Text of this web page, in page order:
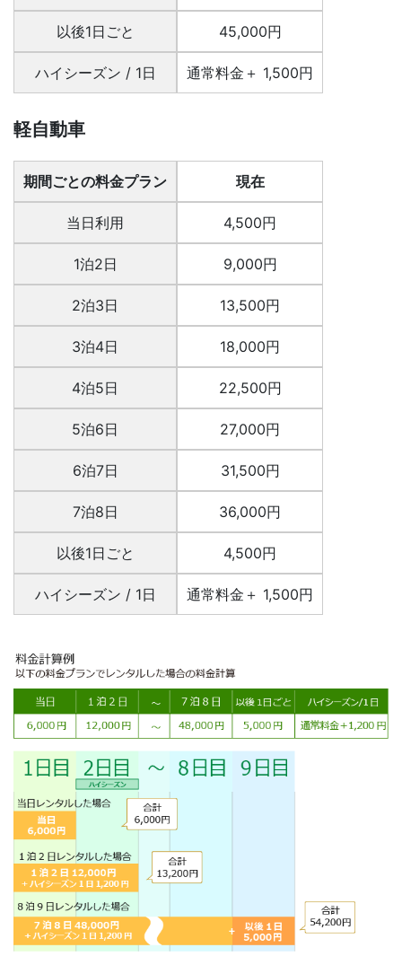
以後1日ごと
ハイシーズン / 1日
45,000円
通常料金＋ 1,500円
軽自動車
期間ごとの料金プラン
当日利用
1泊2日
2泊3日
3泊4日
4泊5日
5泊6日
6泊7日
7泊8日
以後1日ごと
ハイシーズン / 1日
現在
4,500円
9,000円
13,500円
18,000円
22,500円
27,000円
31,500円
36,000円
4,500円
通常料金＋ 1,500円